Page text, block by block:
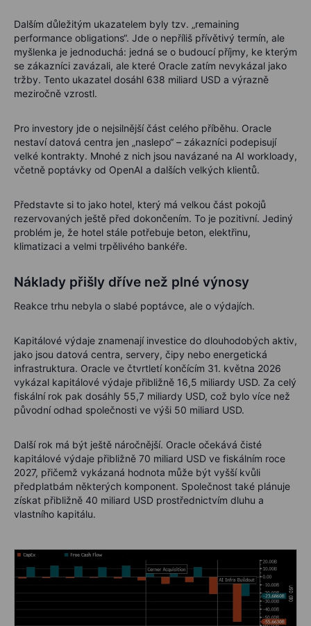
Dalším důležitým ukazatelem byly tzv. „remaining
performance obligations“. Jde o nepříliš přívětivý termín, ale
myšlenka je jednoduchá: jedná se o budoucí příjmy, ke kterým
se zákazníci zavázali, ale které Oracle zatím nevykázal jako
tržby. Tento ukazatel dosáhl 638 miliard USD a výrazně
meziročně vzrostl.
Pro investory jde o nejsilnější část celého příběhu. Oracle
nestaví datová centra jen „naslepo“ – zákazníci podepisují
velké kontrakty. Mnohé z nich jsou navázané na AI workloady,
včetně poptávky od OpenAI a dalších velkých klientů.
Představte si to jako hotel, který má velkou část pokojů
rezervovaných ještě před dokončením. To je pozitivní. Jediný
problém je, že hotel stále potřebuje beton, elektřinu,
klimatizaci a velmi trpělivého bankéře.
Náklady přišly dříve než plné výnosy
Reakce trhu nebyla o slabé poptávce, ale o výdajích.
Kapitálové výdaje znamenají investice do dlouhodobých aktiv,
jako jsou datová centra, servery, čipy nebo energetická
infrastruktura. Oracle ve čtvrtletí končícím 31. května 2026
vykázal kapitálové výdaje přibližně 16,5 miliardy USD. Za celý
fiskální rok pak dosáhly 55,7 miliardy USD, což bylo více než
původní odhad společnosti ve výši 50 miliard USD.
Další rok má být ještě náročnější. Oracle očekává čisté
kapitálové výdaje přibližně 70 miliard USD ve fiskálním roce
2027, přičemž vykázaná hodnota může být vyšší kvůli
předplatbám některých komponent. Společnost také plánuje
získat přibližně 40 miliard USD prostřednictvím dluhu a
vlastního kapitálu.